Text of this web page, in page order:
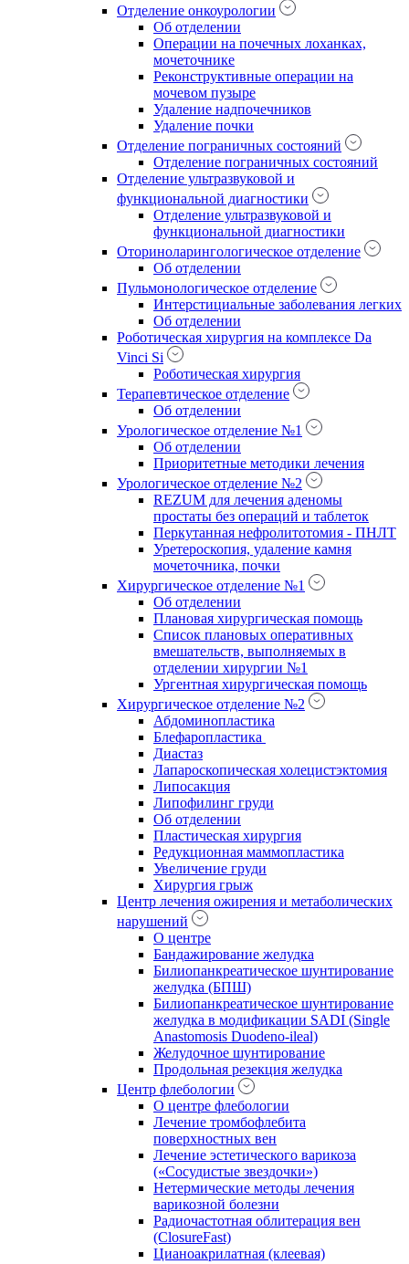
Отделение онкоурологии
Об отделении
Операции на почечных лоханках,
мочеточнике
Реконструктивные операции на
мочевом пузыре
Удаление надпочечников
Удаление почки
Отделение пограничных состояний
Отделение пограничных состояний
Отделение ультразвуковой и
функциональной диагностики
Отделение ультразвуковой и
функциональной диагностики
Оториноларингологическое отделение
Об отделении
Пульмонологическое отделение
Интерстициальные заболевания легких
Об отделении
Роботическая хирургия на комплексе Da
Vinci Si
Роботическая хирургия
Терапевтическое отделение
Об отделении
Урологическое отделение №1
Об отделении
Приоритетные методики лечения
Урологическое отделение №2
REZUM для лечения аденомы
простаты без операций и таблеток
Перкутанная нефролитотомия - ПНЛТ
Уретероскопия, удаление камня
мочеточника, почки
Хирургическое отделение №1
Об отделении
Плановая хирургическая помощь
Список плановых оперативных
вмешательств, выполняемых в
отделении хирургии №1
Ургентная хирургическая помощь
Хирургическое отделение №2
Абдоминопластика
Блефаропластика
Диастаз
Лапароскопическая холецистэктомия
Липосакция
Липофилинг груди
Об отделении
Пластическая хирургия
Редукционная маммопластика
Увеличение груди
Хирургия грыж
Центр лечения ожирения и метаболических
нарушений
О центре
Бандажирование желудка
Билиопанкреатическое шунтирование
желудка (БПШ)
Билиопанкреатическое шунтирование
желудка в модификации SADI (Single
Anastomosis Duodeno-ileal)
Желудочное шунтирование
Продольная резекция желудка
Центр флебологии
О центре флебологии
Лечение тромбофлебита
поверхностных вен
Лечение эстетического варикоза
(«Сосудистые звездочки»)
Нетермические методы лечения
варикозной болезни
Радиочастотная облитерация вен
(ClosureFast)
Цианоакрилатная (клеевая)